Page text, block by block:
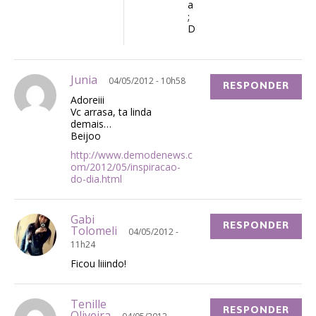
a
;
D
Junia 04/05/2012 - 10h58
Adoreiii
Vc arrasa, ta linda
demais…
Beijoo
http://www.demodenews.c
om/2012/05/inspiracao-
do-dia.html
RESPONDER
Gabi
Tolomeli
04/05/2012 -
11h24
Ficou liiindo!
RESPONDER
Tenille RESPONDER